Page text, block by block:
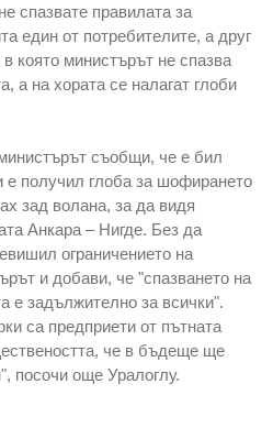
спазвате правилата за
един от потребителите, а друг
която министърът не спазва
а на хората се налагат глоби
съобщи, че е бил
е получил глоба за шофирането
зад волана, за да видя
Анкара – Нигде. Без да
ограничението на
и добави, че "спазването на
е задължително за всички".
са предприети от пътната
че в бъдеще ще
посочи още Уралоглу.